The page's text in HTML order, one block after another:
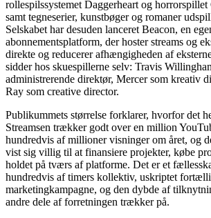
rollespilssystemet Daggerheart og
samt tegneserier, kunstbøger og romaner
Selskabet har desuden lanceret Beacon, en
abonnementsplatform, der hoster streams og
direkte og reducerer afhængigheden af
sidder hos skuespillerne selv: Travis
administrerende direktør, Mercer som kreativ
Ray som creative director.
Publikummets størrelse forklarer, hvorfor det
Streamsen trækker godt over en million
hundredvis af millioner visninger om året, og
vist sig villig til at finansiere projekter, købe
holdet på tværs af platforme. Det er et
hundredvis af timers kollektiv, uskriptet
marketingkampagne, og den dybde af
andre dele af forretningen trækker på.